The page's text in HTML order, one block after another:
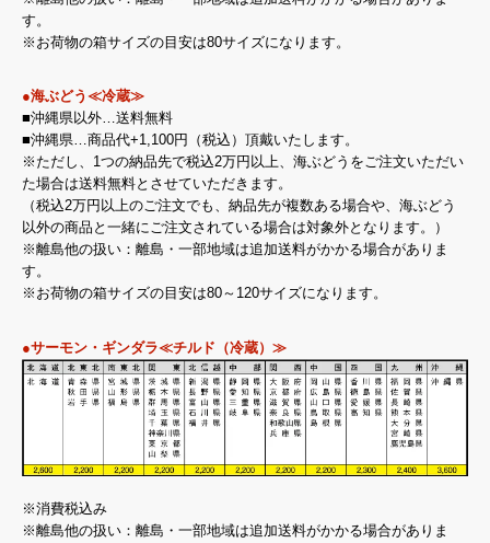
す。
※お荷物の箱サイズの目安は80サイズになります。
●海ぶどう≪冷蔵≫
■沖縄県以外…送料無料
■沖縄県…商品代+1,100円（税込）頂戴いたします。
※ただし、1つの納品先で税込2万円以上、海ぶどうをご注文いただい
た場合は送料無料とさせていただきます。
（税込2万円以上のご注文でも、納品先が複数ある場合や、海ぶどう
以外の商品と一緒にご注文されている場合は対象外となります。）
※離島他の扱い：離島・一部地域は追加送料がかかる場合がありま
す。
※お荷物の箱サイズの目安は80～120サイズになります。
●サーモン・ギンダラ≪チルド（冷蔵）≫
※消費税込み
※離島他の扱い：離島・一部地域は追加送料がかかる場合がありま